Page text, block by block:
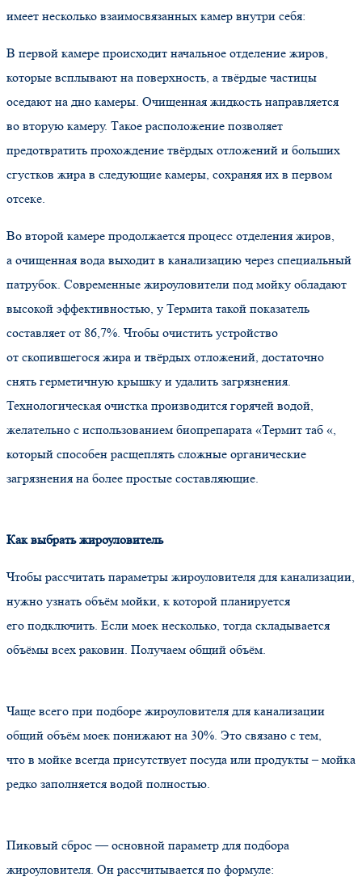
имеет несколько взаимосвязанных камер внутри себя:
В первой камере происходит начальное отделение жиров,
которые всплывают на поверхность, а твёрдые частицы
оседают на дно камеры. Очищенная жидкость направляется
во вторую камеру. Такое расположение позволяет
предотвратить прохождение твёрдых отложений и больших
сгустков жира в следующие камеры, сохраняя их в первом
отсеке.
Во второй камере продолжается процесс отделения жиров,
а очищенная вода выходит в канализацию через специальный
патрубок. Современные жироуловители под мойку обладают
высокой эффективностью, у Термита такой показатель
составляет от 86,7%. Чтобы очистить устройство
от скопившегося жира и твёрдых отложений, достаточно
снять герметичную крышку и удалить загрязнения.
Технологическая очистка производится горячей водой,
желательно с использованием биопрепарата «Термит таб «,
который способен расщеплять сложные органические
загрязнения на более простые составляющие.
Как выбрать жироуловитель
Чтобы рассчитать параметры жироуловителя для канализации,
нужно узнать объём мойки, к которой планируется
его подключить. Если моек несколько, тогда складывается
объёмы всех раковин. Получаем общий объём.
Чаще всего при подборе жироуловителя для канализации
общий объём моек понижают на 30%. Это связано с тем,
что в мойке всегда присутствует посуда или продукты – мойка
редко заполняется водой полностью.
Пиковый сброс — основной параметр для подбора
жироуловителя. Он рассчитывается по формуле: